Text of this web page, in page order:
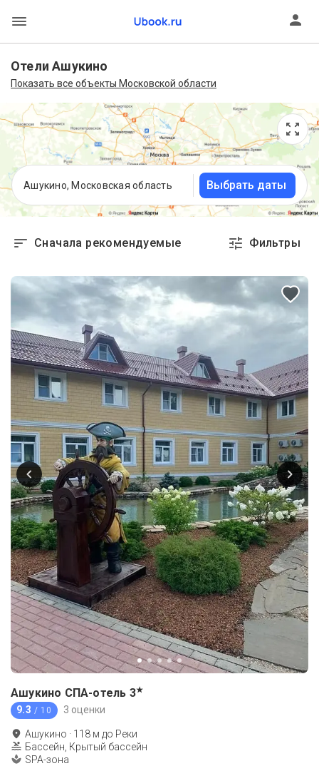
Отели Ашукино
Показать все объекты Московской области
Ашукино, Московская область Выбрать даты
Сначала рекомендуемые Фильтры
Ашукино СПА-отель 3★
9.3 / 10 3 оценки
Ашукино · 118 м до Реки
Бассейн, Крытый бассейн
SPA-зона